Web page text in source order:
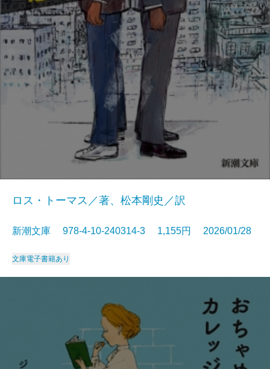
ロス・トーマス／著、松本剛史／訳
新潮文庫 978-4-10-240314-3 1,155円 2026/01/28
文庫電子書籍あり